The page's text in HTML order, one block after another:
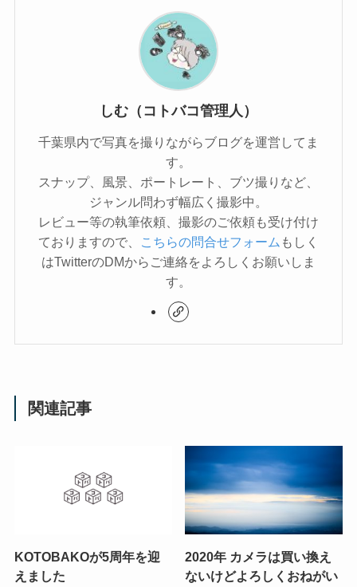
しむ（コトバコ管理人）
千葉県内で写真を撮りながらブログを運営してま
す。
スナップ、風景、ポートレート、ブツ撮りなど、
ジャンル問わず幅広く撮影中。
レビュー等の執筆依頼、撮影のご依頼も受け付け
ておりますので、
こちらの問合せフォーム もしく
はTwitterのDMからご連絡をよろしくお願いしま
す。
関連記事
KOTOBAKOが5周年を迎
えました
2020年 カメラは買い換え
ないけどよろしくおねがい